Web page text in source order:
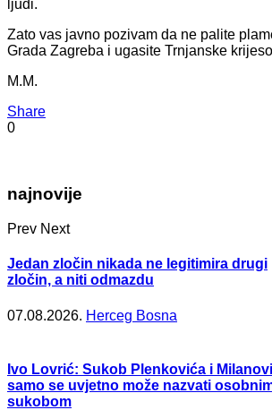
ljudi.
Zato vas javno pozivam da ne palite
Grada Zagreba i ugasite Trnjanske
M.M.
Share
0
najnovije
Prev Next
Jedan zločin nikada ne legitimira drugi
zločin, a niti odmazdu
07.08.2026. Herceg Bosna
Ivo Lovrić: Sukob Plenkovića i
samo se uvjetno može nazvati
sukobom